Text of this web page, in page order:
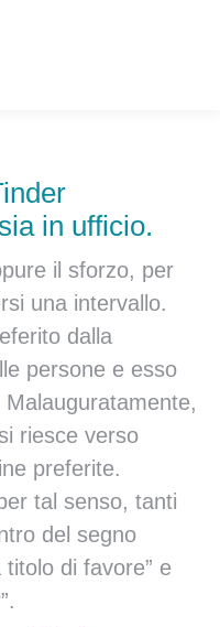
in ufficio.
il sforzo, per
una intervallo.
dalla
persone e esso
riesce verso
preferite.
tal senso, tanti
del segno
di favore” e